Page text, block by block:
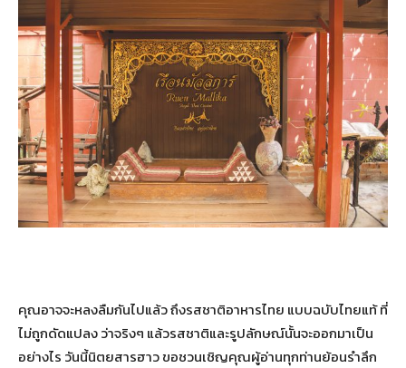
คุณอาจจะหลงลืมกันไปแล้ว ถึงรสชาติอาหารไทย แบบฉบับไทยแท้ ที่
ไม่ถูกดัดแปลง ว่าจริงๆ แล้วรสชาติและรูปลักษณ์นั้นจะออกมาเป็น
อย่างไร วันนี้นิตยสารฮาว ขอชวนเชิญคุณผู้อ่านทุกท่านย้อนรำลึก